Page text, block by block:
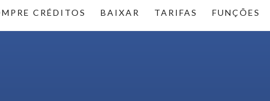
CRÉDITOS BAIXAR TARIFAS FUNÇÕES